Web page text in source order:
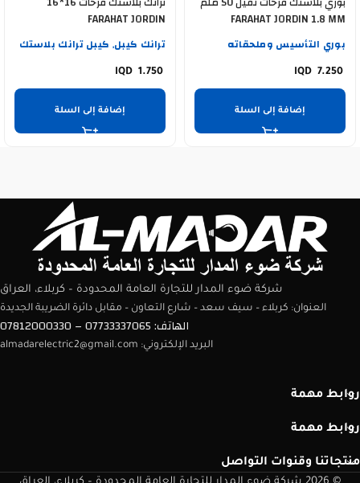
FARAHAT JORDIN 1.8 MM
بوري التأسيس وملحقاته
7.250
إضافة إلى السلة
FARAHAT JORDIN
ترانك كيبل, كيبل ترانك بلاستك
1.750
إضافة إلى السلة
شركة ضوء المدار للتجارة العامة المحدودة – كربلاء، العراق
العنوان: كربلاء – سيف سعد – شارع التعاون – مقابل دائرة الضريبة الجديدة
الهاتف: 07733337065 – 07812000330
البريد الإلكتروني: almadarelectric2@gmail.com
روابط مهمة
روابط مهمة
منتجاتنا وقنوات التواصل